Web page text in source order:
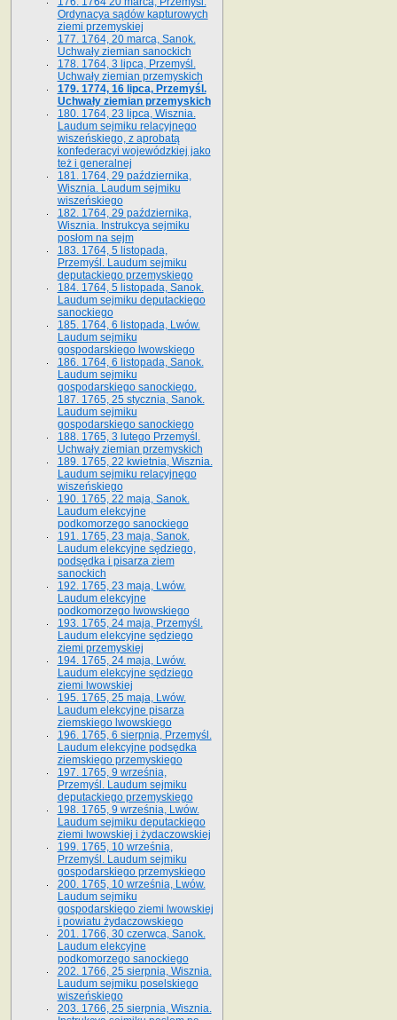
Ordynacya sądów kapturowych
ziemi przemyskiej
177. 1764, 20 marca, Sanok.
Uchwały ziemian sanockich
178. 1764, 3 lipca, Przemyśl.
Uchwały ziemian przemyskich
179. 1774, 16 lipca, Przemyśl.
Uchwały ziemian przemyskich
180. 1764, 23 lipca, Wisznia.
Laudum sejmiku relacyjnego
wiszeńskiego, z aprobatą
konfederacyi wojewódzkiej jako
też i generalnej
181. 1764, 29 października,
Wisznia. Laudum sejmiku
wiszeńskiego
182. 1764, 29 października,
Wisznia. Instrukcya sejmiku
posłom na sejm
183. 1764, 5 listopada,
Przemyśl. Laudum sejmiku
deputackiego przemyskiego
184. 1764, 5 listopada, Sanok.
Laudum sejmiku deputackiego
sanockiego
185. 1764, 6 listopada, Lwów.
Laudum sejmiku
gospodarskiego lwowskiego
186. 1764, 6 listopada, Sanok.
Laudum sejmiku
gospodarskiego sanockiego.
187. 1765, 25 stycznia, Sanok.
Laudum sejmiku
gospodarskiego sanockiego
188. 1765, 3 lutego Przemyśl.
Uchwały ziemian przemyskich
189. 1765, 22 kwietnia, Wisznia.
Laudum sejmiku relacyjnego
wiszeńskiego
190. 1765, 22 maja, Sanok.
Laudum elekcyjne
podkomorzego sanockiego
191. 1765, 23 maja, Sanok.
Laudum elekcyjne sędziego,
podsędka i pisarza ziem
sanockich
192. 1765, 23 maja, Lwów.
Laudum elekcyjne
podkomorzego lwowskiego
193. 1765, 24 maja, Przemyśl.
Laudum elekcyjne sędziego
ziemi przemyskiej
194. 1765, 24 maja, Lwów.
Laudum elekcyjne sędziego
ziemi lwowskiej
195. 1765, 25 maja, Lwów.
Laudum elekcyjne pisarza
ziemskiego lwowskiego
196. 1765, 6 sierpnia, Przemyśl.
Laudum elekcyjne podsędka
ziemskiego przemyskiego
197. 1765, 9 września,
Przemyśl. Laudum sejmiku
deputackiego przemyskiego
198. 1765, 9 września, Lwów.
Laudum sejmiku deputackiego
ziemi lwowskiej i żydaczowskiej
199. 1765, 10 września,
Przemyśl. Laudum sejmiku
gospodarskiego przemyskiego
200. 1765, 10 września, Lwów.
Laudum sejmiku
gospodarskiego ziemi lwowskiej
i powiatu żydaczowskiego
201. 1766, 30 czerwca, Sanok.
Laudum elekcyjne
podkomorzego sanockiego
202. 1766, 25 sierpnia, Wisznia.
Laudum sejmiku poselskiego
wiszeńskiego
203. 1766, 25 sierpnia, Wisznia.